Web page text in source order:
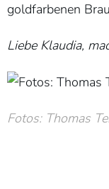
goldfarbenen
LiebeKlaudia,
Fotos: Thomas